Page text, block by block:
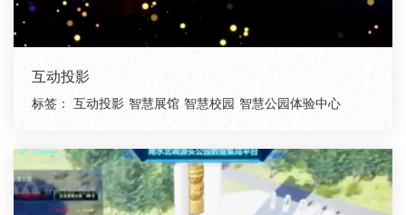
互动投影
标签： 互动投影 智慧展馆 智慧校园 智慧公园体验中心